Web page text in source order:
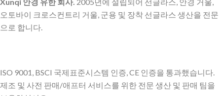
Xunqi 안경 유한 회사. 2005년에 설립되어 선글라스, 안경 거울,
오토바이 크로스컨트리 거울, 군용 및 장착 선글라스 생산을 전문
으로 합니다.
ISO 9001, BSCI 국제표준시스템 인증, CE 인증을 통과했습니다.
제조 및 사전 판매/애프터 서비스를 위한 전문 생산 및 판매 팀을